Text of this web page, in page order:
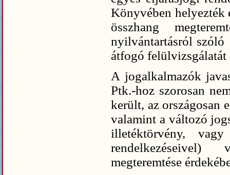
Könyvében helyezték
összhang
nyilvántartásról
átfogó felülvizsgálatát
A jogalkalmazók
Ptk.-hoz szorosan
került, az országosan
valamint a változó
illetéktörvény,
rendelkezéseivel)
megteremtése